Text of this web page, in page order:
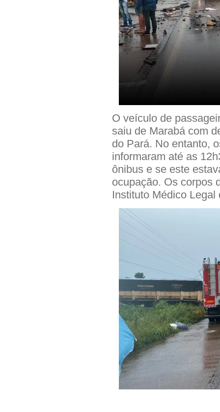
O veículo de
saiu de Marabá com
do Pará. No entanto,
informaram até as
ônibus e se este
ocupação. Os corpos
Instituto Médico